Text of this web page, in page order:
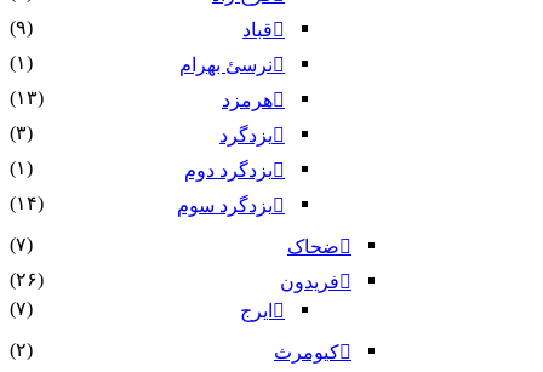
قباد
(۹)
نرسئ بهرام‏
(۱)
هرمزد
(۱۳)
یزدگرد
(۳)
یزدگرد دوم
(۱)
یزدگرد سوم
(۱۴)
ضحاک
(۷)
فریدون
(۲۶)
ایرج
(۷)
کیومرث
(۲)